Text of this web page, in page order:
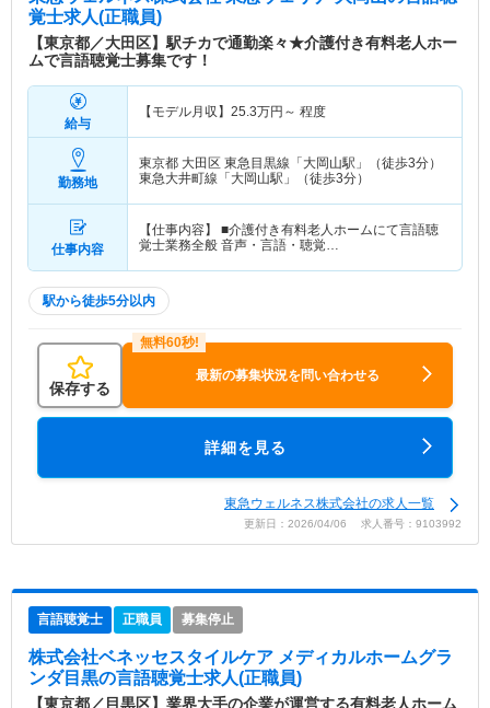
覚士求人(正職員)
【東京都／大田区】駅チカで通勤楽々★介護付き有料老人ホー
ムで言語聴覚士募集です！
給与
【モデル月収】 25.3万円～ 程度
勤務地
東京都 大田区 東急目黒線「大岡山駅」（徒歩3分）
東急大井町線「大岡山駅」（徒歩3分）
仕事内容
【仕事内容】 ■介護付き有料老人ホームにて言語聴
覚士業務全般 音声・言語・聴覚…
駅から徒歩5分以内
保存する
最新の募集状況を問い合わせる
詳細を見る
東急ウェルネス株式会社の求人一覧
更新日：2026/04/06 求人番号：9103992
言語聴覚士 正職員 募集停止
株式会社ベネッセスタイルケア メディカルホームグラ
ンダ目黒の言語聴覚士求人(正職員)
【東京都／目黒区】業界大手の企業が運営する有料老人ホーム